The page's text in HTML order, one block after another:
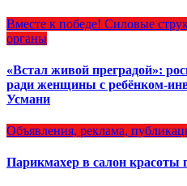
Вместе к победе! Силовые
органы
«Встал живой преградой»:
ради женщины с ребёнком-
Усмани
Объявления, реклама,
Парикмахер в салон красоты